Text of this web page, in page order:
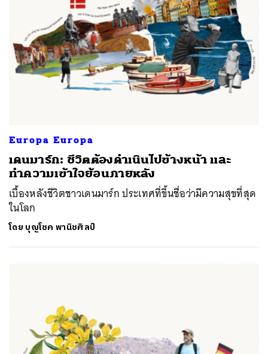
Europa Europa
เดนมาร์ก: ชีวิตต้องดำเนินไปข้างหน้า และ
ทำความเข้าใจย้อนภายหลัง
เบื้องหลังชีวิตชาวเดนมาร์ก ประเทศที่ขึ้นชื่อว่ามีความสุขที่สุด
ในโลก
โดย บุญโชค พานิชศิลป์